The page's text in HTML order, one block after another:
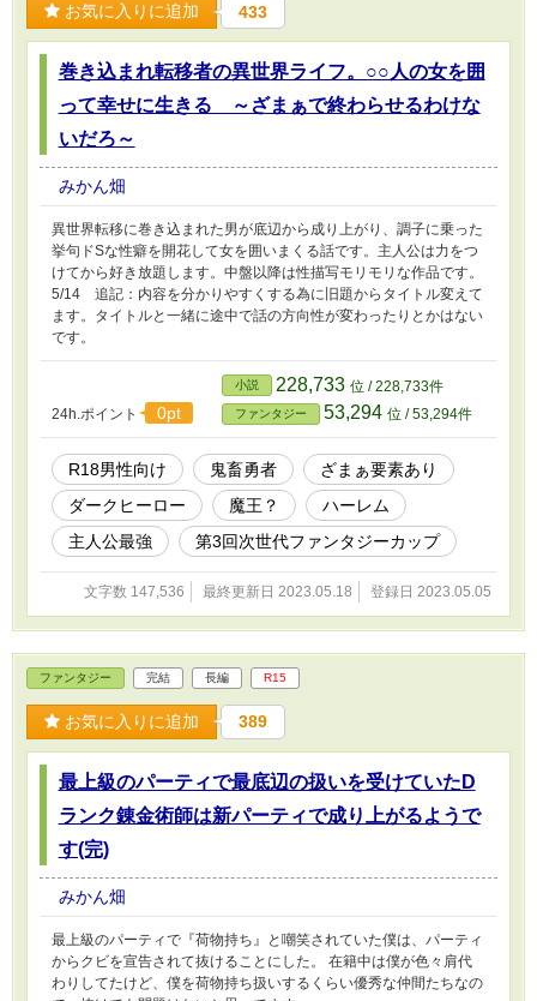
お気に入りに追加 433
巻き込まれ転移者の異世界ライフ。○○人の女を囲
って幸せに生きる ～ざまぁで終わらせるわけな
いだろ～
みかん畑
異世界転移に巻き込まれた男が底辺から成り上がり、調子に乗った
挙句ドSな性癖を開花して女を囲いまくる話です。主人公は力をつ
けてから好き放題します。中盤以降は性描写モリモリな作品です。
5/14 追記：内容を分かりやすくする為に旧題からタイトル変えて
ます。タイトルと一緒に途中で話の方向性が変わったりとかはない
です。
24h.ポイント 0pt
小説 228,733 位 / 228,733件
ファンタジー 53,294 位 / 53,294件
R18男性向け 鬼畜勇者
ざまぁ要素あり
ダークヒーロー
魔王？
ハーレム
主人公最強
第3回次世代ファンタジーカップ
文字数 147,536 最終更新日 2023.05.18 登録日 2023.05.05
ファンタジー 完結 長編 R15
お気に入りに追加 389
最上級のパーティで最底辺の扱いを受けていたD
ランク錬金術師は新パーティで成り上がるようで
す(完)
みかん畑
最上級のパーティで『荷物持ち』と嘲笑されていた僕は、パーティ
からクビを宣告されて抜けることにした。 在籍中は僕が色々肩代
わりしてたけど、僕を荷物持ち扱いするくらい優秀な仲間たちなの